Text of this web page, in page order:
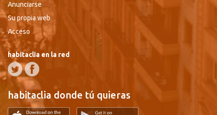
Anunciarse
Su propia web
Acceso
habitaclia en la red
habitaclia donde tú quieras